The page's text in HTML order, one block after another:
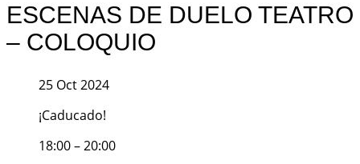
ESCENAS DE DUELO TEATRO
– COLOQUIO
25 Oct 2024
¡Caducado!
18:00 – 20:00